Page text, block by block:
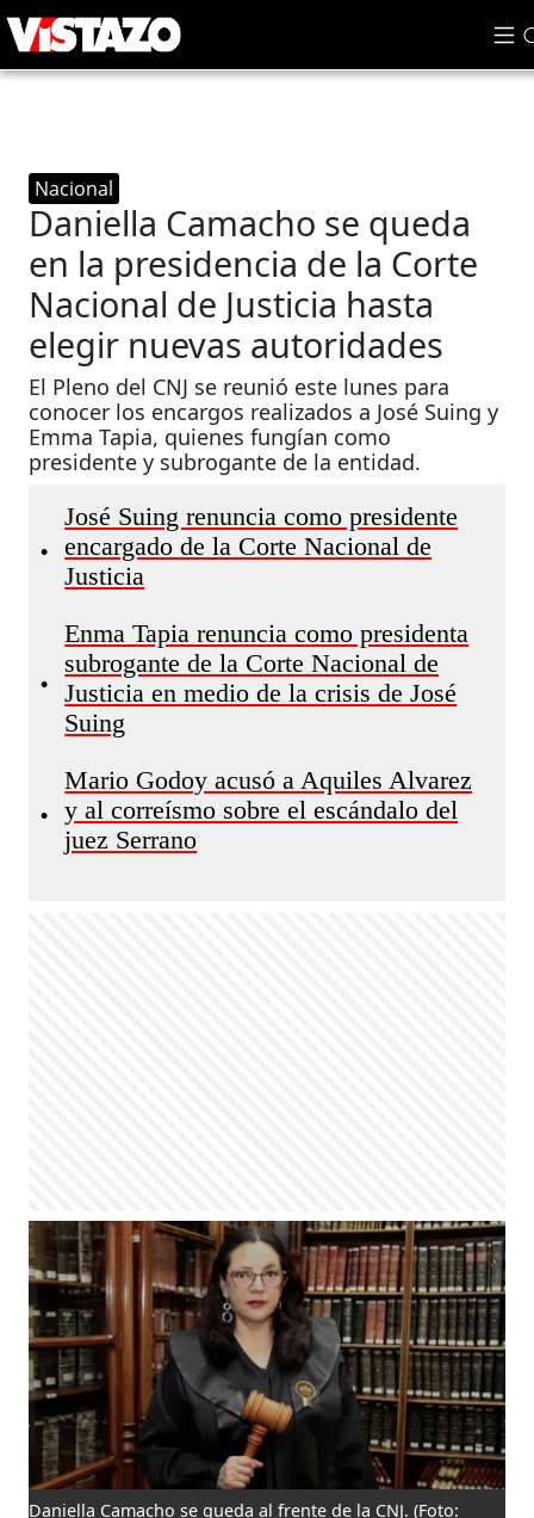
Nacional
Daniella Camacho se queda
en la presidencia de la Corte
Nacional de Justicia hasta
elegir nuevas autoridades
El Pleno del CNJ se reunió este lunes para
conocer los encargos realizados a José Suing y
Emma Tapia, quienes fungían como
presidente y subrogante de la entidad.
•
José Suing renuncia como presidente
encargado de la Corte Nacional de
Justicia
•
Enma Tapia renuncia como presidenta
subrogante de la Corte Nacional de
Justicia en medio de la crisis de José
Suing
•
Mario Godoy acusó a Aquiles Alvarez
y al correísmo sobre el escándalo del
juez Serrano
Daniella Camacho se queda al frente de la CNJ. (Foto: